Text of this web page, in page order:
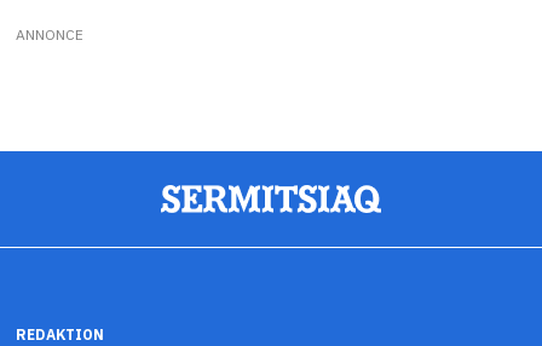
ANNONCE
REDAKTION